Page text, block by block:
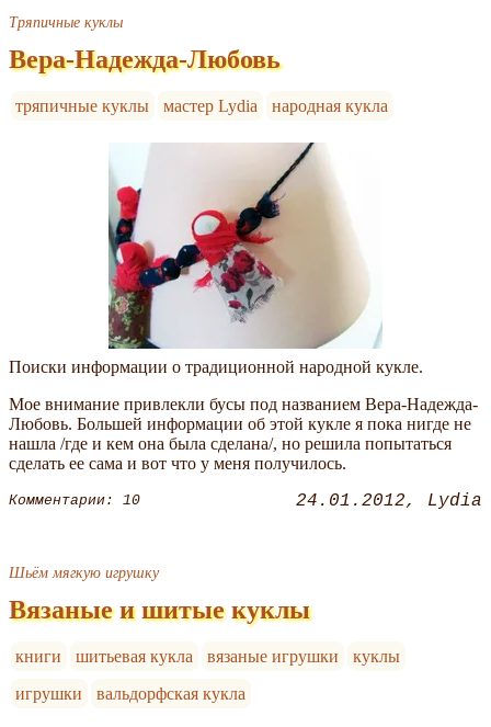
Тряпичные куклы
Вера-Надежда-Любовь
тряпичные куклы мастер Lydia народная кукла
Поиски информации о традиционной народной кукле.
Мое внимание привлекли бусы под названием Вера-Надежда-
Любовь. Большей информации об этой кукле я пока нигде не
нашла /где и кем она была сделана/, но решила попытаться
сделать ее сама и вот что у меня получилось.
Комментарии: 10 24.01.2012 Lydia
Шьём мягкую игрушку
Вязаные и шитые куклы
книги шитьевая кукла вязаные игрушки
куклы
игрушки
вальдорфская кукла